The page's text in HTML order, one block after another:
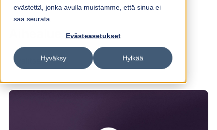
evästettä, jonka avulla muistamme, että sinua ei
saa seurata.
Evästeasetukset
Hyväksy Hylkää